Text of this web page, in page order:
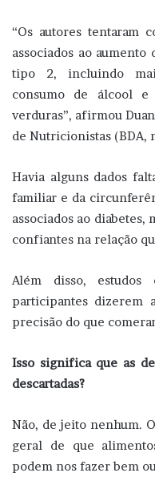
“Os autores tentaram
associados ao
tipo 2, incluindo
consumo de álcool
verduras”, afirmou
de Nutricionistas (BDA,
Havia alguns dados
familiar e da
associados ao diabetes,
confiantes na relação
Além disso,
participantes dizerem
precisão do que
Isso significa que as
descartadas?
Não, de jeito nenhum.
geral de que
podem nos fazer bem